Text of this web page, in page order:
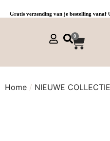
Gratis verzending van je bestelling vanaf
0
Home / NIEUWE